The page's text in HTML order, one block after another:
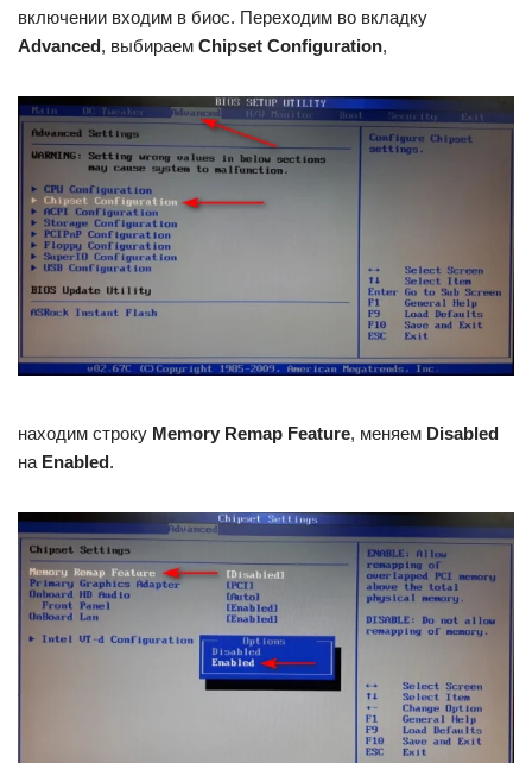
включении входим в биос. Переходим во вкладку
Advanced, выбираем Chipset Configuration,
находим строку Memory Remap Feature, меняем Disabled
на Enabled.